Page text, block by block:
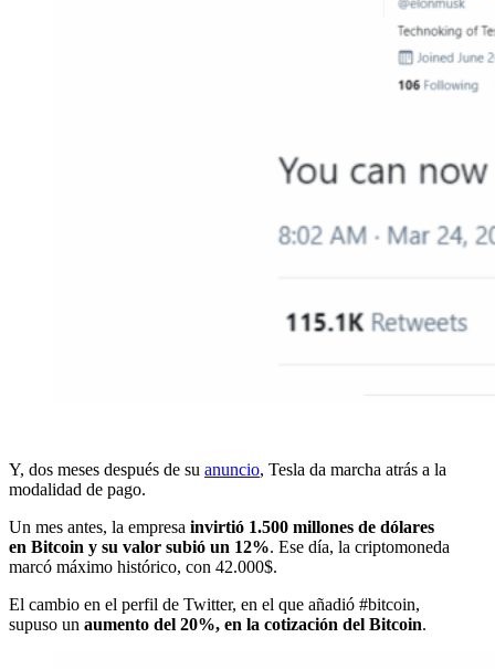
Y, dos meses después de su anuncio, Tesla da marcha atrás a la
modalidad de pago.
Un mes antes, la empresa invirtió 1.500 millones de dólares
en Bitcoin y su valor subió un 12%. Ese día, la criptomoneda
marcó máximo histórico, con 42.000$.
El cambio en el perfil de Twitter, en el que añadió #bitcoin,
supuso un aumento del 20%, en la cotización del Bitcoin.